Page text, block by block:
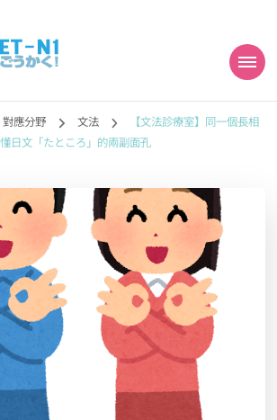
本語能力試
予定!!】
對應分野 文法
【文法診療室】同一個長相
日文「たところ」的兩副面孔